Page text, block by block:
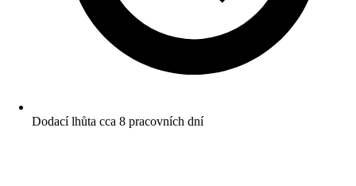
Dodací lhůta cca 8 pracovních dní